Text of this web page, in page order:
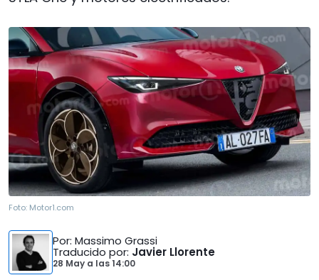
Foto: Motor1.com
Por: Massimo Grassi
Traducido por: Javier Llorente
28 May a las14:00